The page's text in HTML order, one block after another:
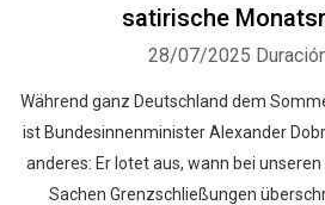
satirische
28/07/2025
Während ganz Deutschland dem
ist Bundesinnenminister Alexander
anderes: Er lotet aus, wann bei
Sachen Grenzschließungen